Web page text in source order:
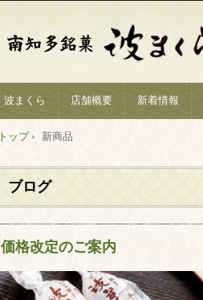
波まくら 店舗概要 新着情報
トップ› 新商品
ブログ
価格改定のご案内